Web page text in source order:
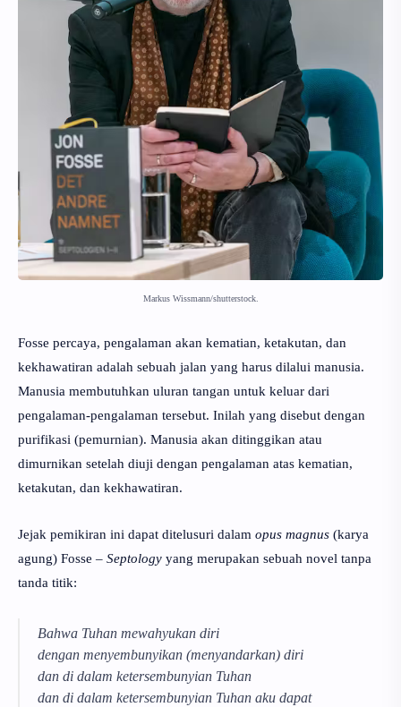
Markus Wissmann/shutterstock.
Fosse percaya, pengalaman akan kematian, ketakutan, dan
kekhawatiran adalah sebuah jalan yang harus dilalui manusia.
Manusia membutuhkan uluran tangan untuk keluar dari
pengalaman-pengalaman tersebut. Inilah yang disebut dengan
purifikasi (pemurnian). Manusia akan ditinggikan atau
dimurnikan setelah diuji dengan pengalaman atas kematian,
ketakutan, dan kekhawatiran.
Jejak pemikiran ini dapat ditelusuri dalam opus magnus (karya
agung) Fosse – Septology yang merupakan sebuah novel tanpa
tanda titik:
Bahwa Tuhan mewahyukan diri
dengan menyembunyikan (menyandarkan) diri
dan di dalam ketersembunyian Tuhan
dan di dalam ketersembunyian Tuhan aku dapat